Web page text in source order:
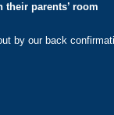
their parents’ room
by our back